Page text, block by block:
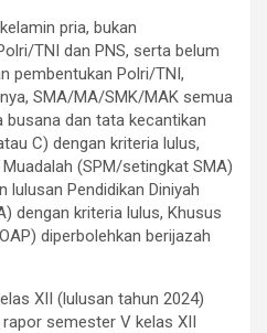
pria, bukan
TNI dan PNS, serta belum
pembentukan Polri/TNI,
SMA/MA/SMK/MAK semua
dan tata kecantikan
C) dengan kriteria lulus,
(SPM/setingkat SMA)
lulusan Pendidikan Diniyah
dengan kriteria lulus, Khusus
diperbolehkan berijazah
XII (lulusan tahun 2024)
semester V kelas XII